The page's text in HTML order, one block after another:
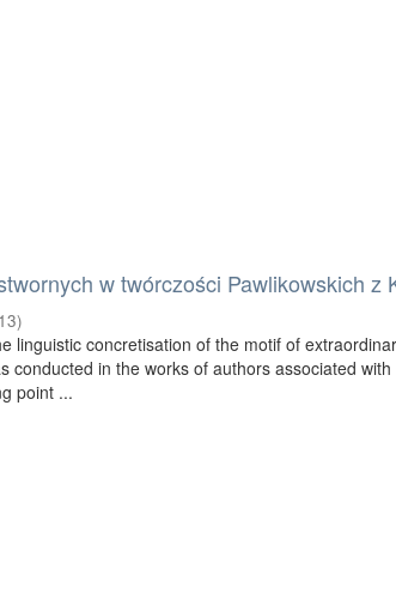
w twórczości Pawlikowskich z
)
linguistic concretisation of the motif of
conducted in the works of authors associated
point ...